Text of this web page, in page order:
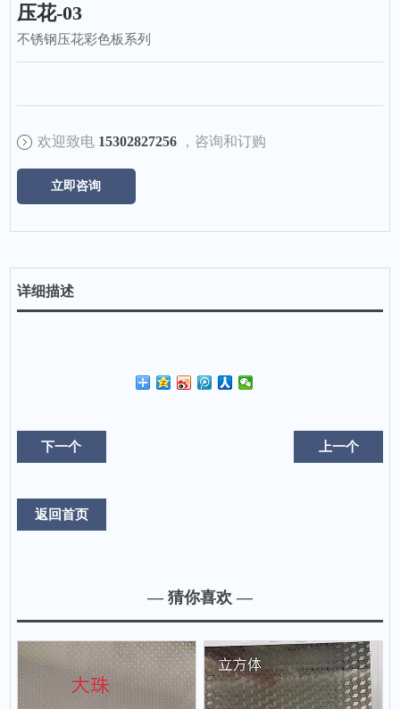
压花-03
不锈钢压花彩色板系列
欢迎致电15302827256 ，咨询和订购
立即咨询
详细描述
下一个 上一个
返回首页
— 猜你喜欢 —